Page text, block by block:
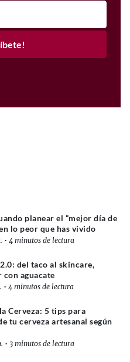
planear el “mejor día de
lo peor que has vivido
• 4 minutos de lectura
del taco al skincare,
aguacate
• 4 minutos de lectura
Cerveza: 5 tips para
tu cerveza artesanal según
• 3 minutos de lectura